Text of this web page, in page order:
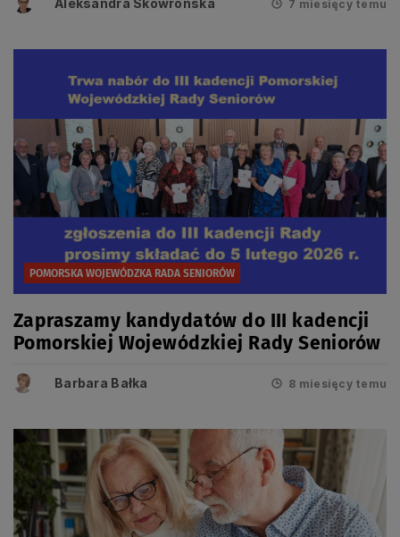
Aleksandra Skowrońska 7 miesięcy temu
POMORSKA WOJEWÓDZKA RADA SENIORÓW
Zapraszamy kandydatów do III kadencji
Pomorskiej Wojewódzkiej Rady Seniorów
Barbara Bałka 8 miesięcy temu